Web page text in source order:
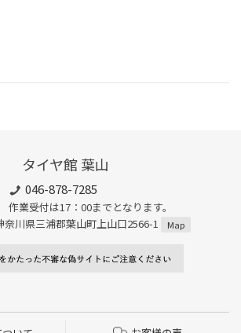
タイヤ館 葉山
046-878-7285
業受付は17：00までとなります。
川県三浦郡葉山町上山口2566-1
Map